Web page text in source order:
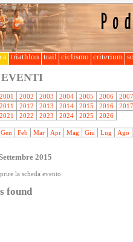
triathlon trail ciclismo criterium
2001 2002 2003 2004 2005 2006
2007
2011 2012 2013 2014 2015 2016
2017
2021 2022 2023 2024 2025 2026
Gen Feb Mar Apr Mag Giu Lug Ago
2015
la scheda evento
found